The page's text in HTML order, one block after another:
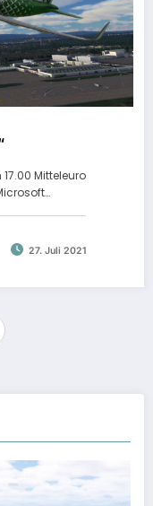
Mitteleuro
27. Juli 2021